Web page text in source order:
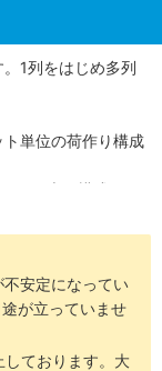
1列をはじめ多列
単位の荷作り構成
×10本の構成とな
安定になってい
が立っていませ
しております。大